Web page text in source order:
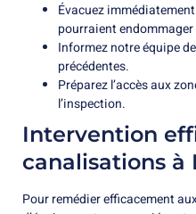
Évacuez
pourraient
Informez notre équipe
précédentes.
Préparez l’accès aux
l’inspection.
Intervention
canalisations à
Pour remédier efficacement